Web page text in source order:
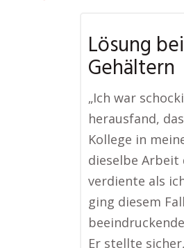
Lösung
Gehältern
„Ich war
herausfand,
Kollege in
dieselbe
verdiente als
ging diesem
Er stellte